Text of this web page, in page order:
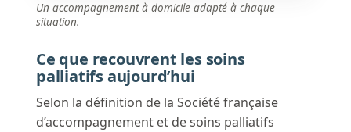
Un accompagnement à domicile adapté à chaque
situation.
Ce que recouvrent les soins
palliatifs aujourd’hui
Selon la définition de la Société française
d’accompagnement et de soins palliatifs